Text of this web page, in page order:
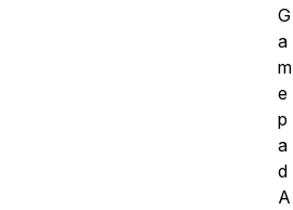
G
a
m
e
p
a
d
A